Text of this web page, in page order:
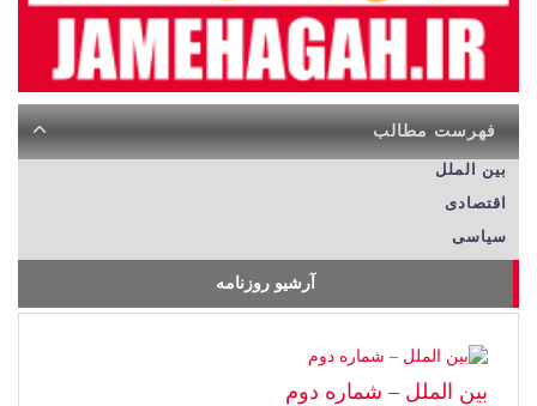
فهرست مطالب
بین الملل
اقتصادی
سیاسی
آرشیو روزنامه
بین الملل – شماره دوم